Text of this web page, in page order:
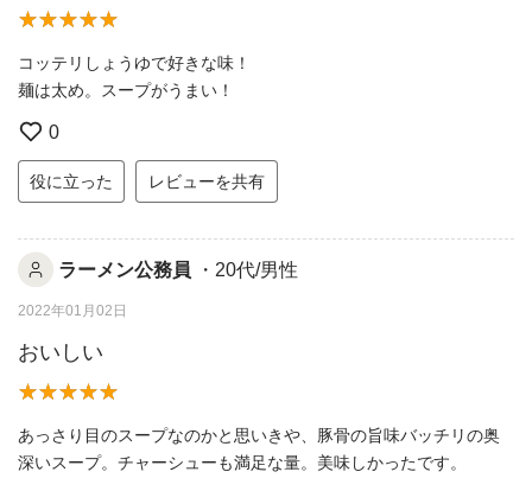
コッテリしょうゆで好きな味！
麺は太め。スープがうまい！
0
役に立った レビューを共有
ラーメン公務員 ・20代/男性
2022年01月02日
おいしい
あっさり目のスープなのかと思いきや、豚骨の旨味バッチリの奥
深いスープ。チャーシューも満足な量。美味しかったです。